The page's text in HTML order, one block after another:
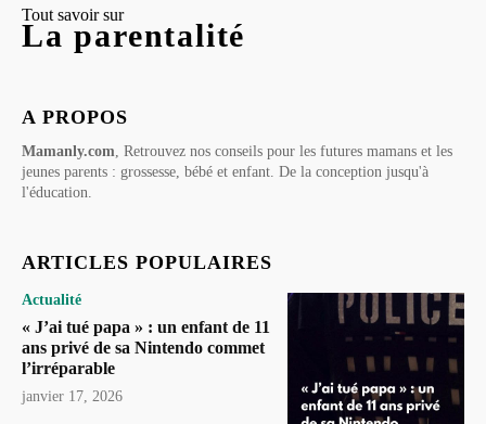
Tout savoir sur
La parentalité
A PROPOS
Mamanly.com , Retrouvez nos conseils pour les futures mamans et les
jeunes parents : grossesse, bébé et enfant. De la conception jusqu'à
l'éducation.
ARTICLES POPULAIRES
Actualité
« J’ai tué papa » : un enfant de 11
ans privé de sa Nintendo commet
l’irréparable
janvier 17, 2026